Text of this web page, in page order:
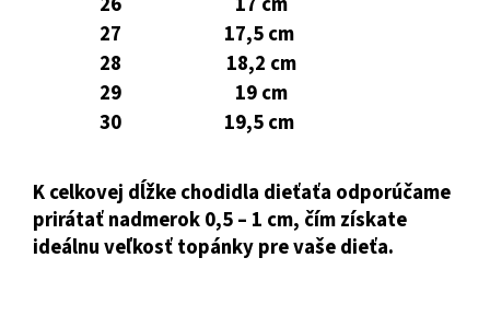
27
17,5 cm
28
18,2 cm
29
19 cm
30
19,5 cm
K celkovej dĺžke chodidla dieťaťa odporúčame
prirátať nadmerok 0,5 – 1 cm, čím získate
ideálnu veľkosť topánky pre vaše dieťa.